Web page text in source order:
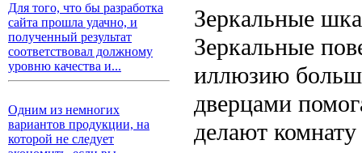
Для того, что бы разработка
сайта прошла удачно, и
полученный результат
соответствовал должному
уровню качества и...
Одним из немногих
вариантов продукции, на
которой не следует
Зеркальные
Зеркальные
иллюзию
дверцами
делают комнату